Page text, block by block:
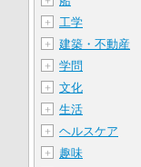
＋ 工学
＋ 建築・不動産
＋ 学問
＋ 文化
＋ 生活
＋ ヘルスケア
＋ 趣味